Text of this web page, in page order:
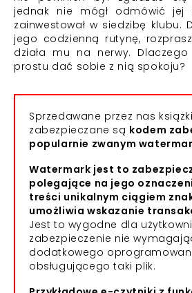
jednak nie mógł odmówić jej
zainwestował w siedzibę klubu.
jego codzienną rutynę,
działa mu na nerwy.
prostu dać sobie z nią spokoju?
Sprzedawane przez nas
zabezpieczane są kodem
popularnie zwanym
Watermark jest to
polegające na jego
treści unikalnym ciągiem
umożliwia wskazanie
Jest to wygodne dla
zabezpieczenie nie
dodatkowego
obsługującego taki plik.